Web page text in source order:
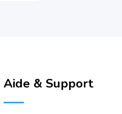
Aide & Support